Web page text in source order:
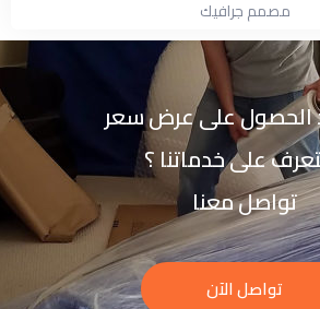
مصمم جرافيك
الحصول على عرض سعر
على خدماتنا ؟
تواصل معنا
تواصل الآن